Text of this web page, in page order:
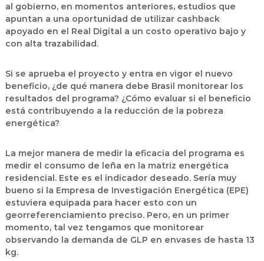
al gobierno, en momentos anteriores, estudios que
apuntan a una oportunidad de utilizar cashback
apoyado en el Real Digital a un costo operativo bajo y
con alta trazabilidad.
Si se aprueba el proyecto y entra en vigor el nuevo
beneficio, ¿de qué manera debe Brasil monitorear los
resultados del programa? ¿Cómo evaluar si el beneficio
está contribuyendo a la reducción de la pobreza
energética?
La mejor manera de medir la eficacia del programa es
medir el consumo de leña en la matriz energética
residencial. Este es el indicador deseado. Sería muy
bueno si la Empresa de Investigación Energética (EPE)
estuviera equipada para hacer esto con un
georreferenciamiento preciso. Pero, en un primer
momento, tal vez tengamos que monitorear
observando la demanda de GLP en envases de hasta 13
kg.